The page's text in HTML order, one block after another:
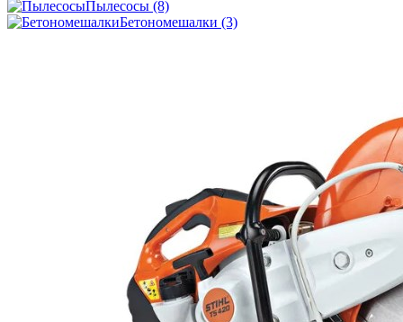
Пылесосы (8)
Бетономешалки (3)